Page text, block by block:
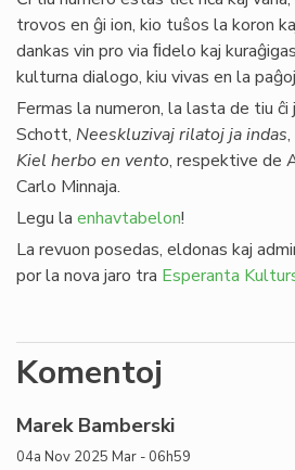
trovos en ĝi ion, kio tuŝos la koron
dankas vin pro via ﬁdelo kaj
kulturna dialogo, kiu vivas en la
Fermas la numeron, la lasta de tiu ĉi
Schott, Neeskluzivaj rilatoj ja indas
Kiel herbo en vento, respektive de
Carlo Minnaja.
Legu la enhavtabelon!
La revuon posedas, eldonas kaj
por la nova jaro tra Esperanta
Komentoj
Marek Bamberski
04a Nov 2025 Mar - 06h59